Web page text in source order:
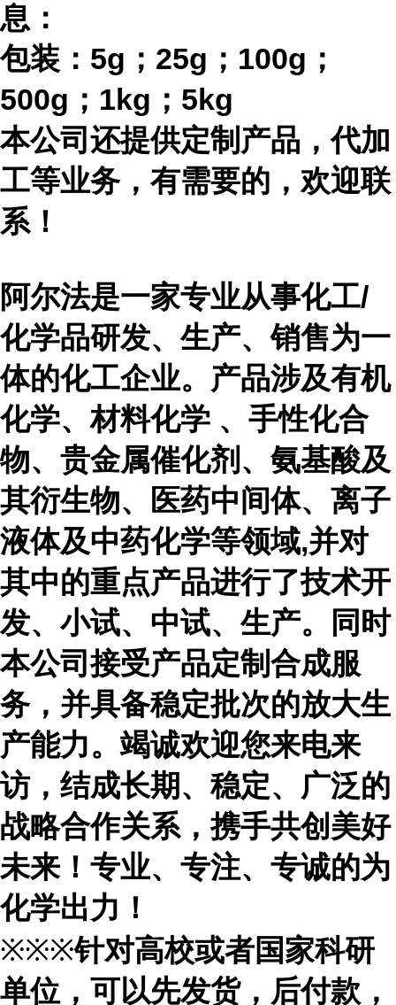
息：
包装： 5g；25g；100g；
500g；1kg；5kg
本公司还提供定制产品，代加
工等业务，有需要的，欢迎联
系！
阿尔法是一家专业从事化工/
化学品研发、生产、销售为一
体的化工企业。产品涉及有机
化学、材料化学 、手性化合
物、贵金属催化剂、氨基酸及
其衍生物、医药中间体、离子
液体及中药化学等领域,并对
其中的重点产品进行了技术开
发、小试、中试、生产。同时
本公司接受产品定制合成服
务，并具备稳定批次的放大生
产能力。竭诚欢迎您来电来
访，结成长期、稳定、广泛的
战略合作关系，携手共创美好
未来！专业、专注、专诚的为
化学出力！
※※※针对高校或者国家科研
单位，可以先发货，后付款，